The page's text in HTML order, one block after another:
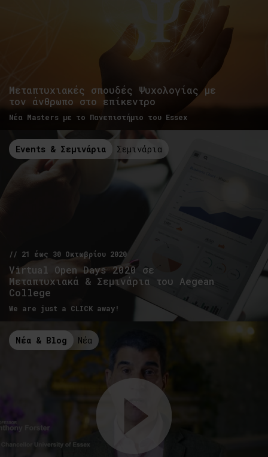
Μεταπτυχιακές σπουδές Ψυχολογίας με
τον άνθρωπο στο επίκεντρο
Νέα Masters με το Πανεπιστήμιο του Essex
Events & Σεμινάρια Σεμινάρια
// 21 έως 30 Οκτωβρίου 2020
Virtual Open Days 2020 σε
Μεταπτυχιακά & Σεμινάρια του Aegean
College
We are just a CLICK away!
Νέα & Blog Νέα